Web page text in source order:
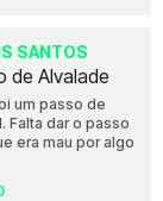
SANTOS
de Alvalade
um passo de
Falta dar o passo
era mau por algo